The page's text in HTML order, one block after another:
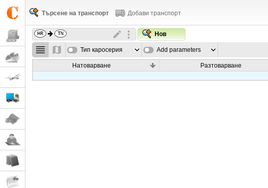
Търсене на транспорт Добави транспорт
Нов
Тип каросерия Add parameters
Натоварване Разтоварване